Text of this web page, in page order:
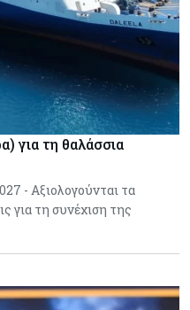
για τη θαλάσσια
- Αξιολογούνται τα
για τη συνέχιση της